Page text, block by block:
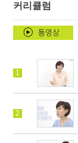
커리큘럼
1
2